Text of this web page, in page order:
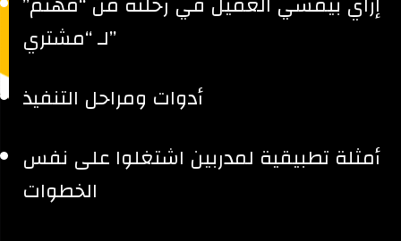
لـ “مشتري”
أدوات ومراحل التنفيذ
أمثلة تطبيقية لمدربين اشتغلوا على نفس
الخطوات